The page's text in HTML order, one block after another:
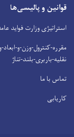
قوانین و پالیسی‌ها
استراتیژی وزارت فواید
مقرره-کنترول-وزن-و-
نقلیه-باربری-بلند-تناژ
تماس با ما
کاریابی